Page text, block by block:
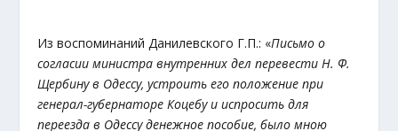
Из воспоминаний Данилевского Г.П.: «Письмо о
согласии министра внутренних дел перевести Н. Ф.
Щербину в Одессу, устроить его положение при
генерал-губернаторе Коцебу и испросить для
переезда в Одессу денежное пособие, было мною